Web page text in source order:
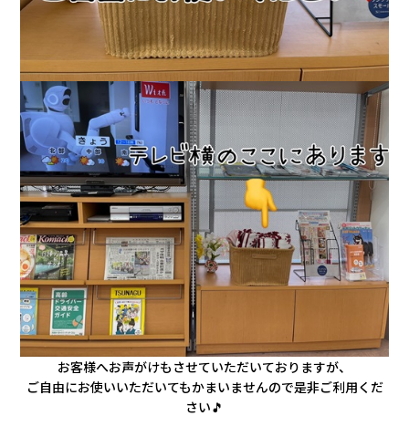
お客様へお声がけもさせていただいておりますが、
ご自由にお使いいただいてもかまいませんので是非ご利用くだ
さい🎵